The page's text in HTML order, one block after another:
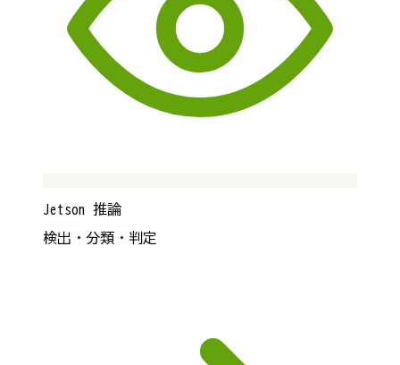
Jetson 推論
検出・分類・判定